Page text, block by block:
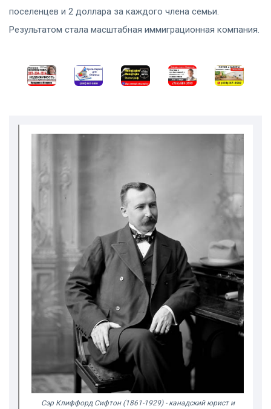
поселенцев и 2 доллара за каждого члена семьи.
Результатом стала масштабная иммиграционная компания.
Cэр Клиффорд Сифтон (1861-1929) - канадский юрист и